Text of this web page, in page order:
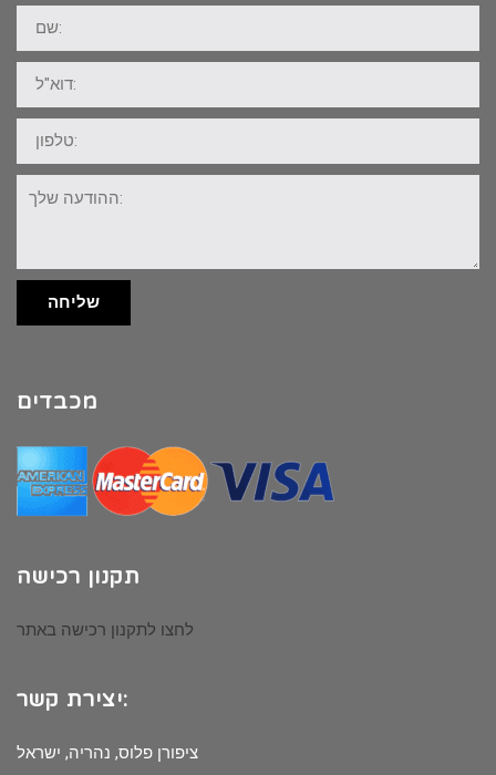
שם:
דוא"ל:
טלפון:
ההודעה
שלך:
שליחה
מכבדים
תקנון רכישה
לחצו לתקנון רכישה באתר
יצירת קשר:
ציפורן פלוס, נהריה, ישראל